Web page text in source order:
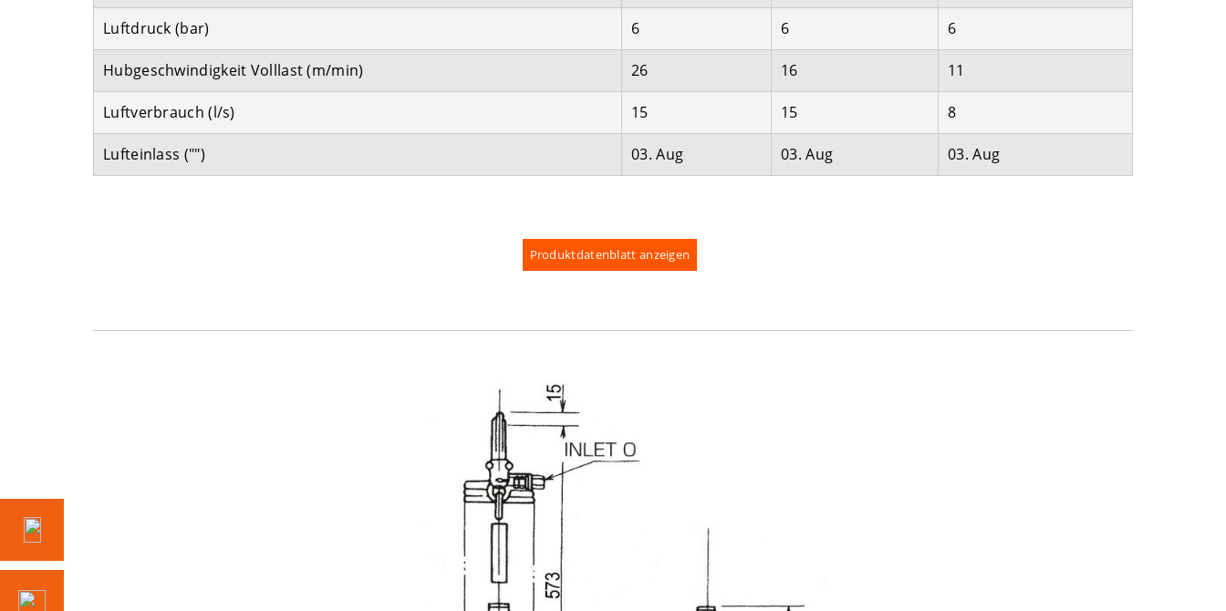
Luftdruck (bar) 6 6 6
Hubgeschwindigkeit Volllast (m/min) 26 16 11
Luftverbrauch (l/s) 15 15 8
Lufteinlass ("") 03. Aug 03. Aug 03. Aug
Produktdatenblatt anzeigen